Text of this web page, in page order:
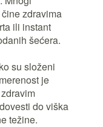
zdravima
ili instant
šećera.
su složeni
je
do viška
težine.